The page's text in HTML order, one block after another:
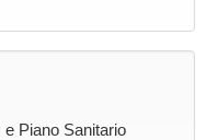
Piano Sanitario